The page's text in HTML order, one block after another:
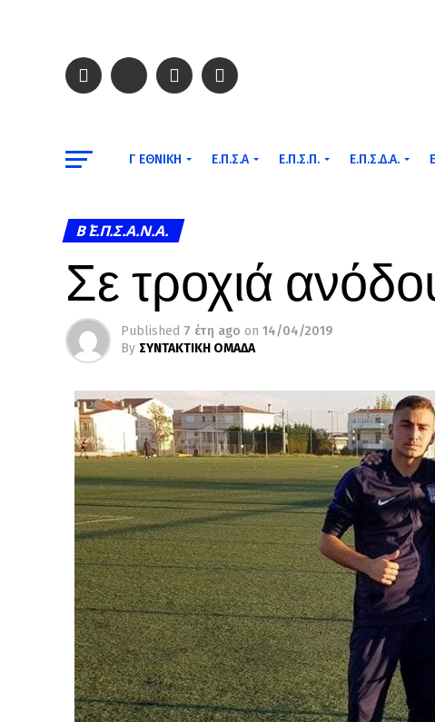
Γ ΕΘΝΙΚΉ Ε.Π.Σ.Α Ε.Π.Σ.Π. Ε.Π.Σ.Δ.Α.
Β΄ Ε.Π.Σ.Α.Ν.Α.
Σε τροχιά
Published 7 έτη ago on 14/04/2019
By ΣΥΝΤΑΚΤΙΚΗ ΟΜΑΔΑ